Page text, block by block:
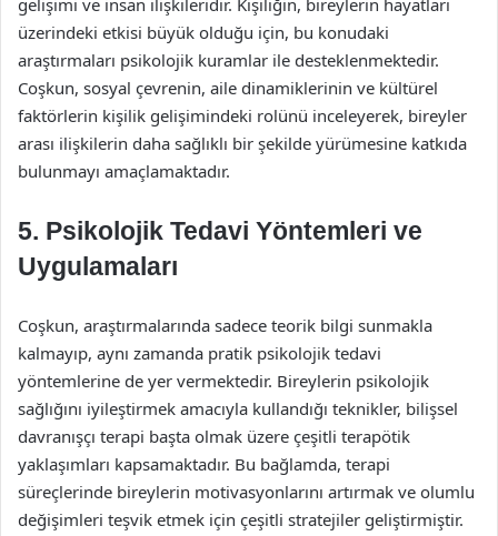
gelişimi ve insan ilişkileridir. Kişiliğin, bireylerin hayatları
üzerindeki etkisi büyük olduğu için, bu konudaki
araştırmaları psikolojik kuramlar ile desteklenmektedir.
Coşkun, sosyal çevrenin, aile dinamiklerinin ve kültürel
faktörlerin kişilik gelişimindeki rolünü inceleyerek, bireyler
arası ilişkilerin daha sağlıklı bir şekilde yürümesine katkıda
bulunmayı amaçlamaktadır.
5. Psikolojik Tedavi Yöntemleri ve
Uygulamaları
Coşkun, araştırmalarında sadece teorik bilgi sunmakla
kalmayıp, aynı zamanda pratik psikolojik tedavi
yöntemlerine de yer vermektedir. Bireylerin psikolojik
sağlığını iyileştirmek amacıyla kullandığı teknikler, bilişsel
davranışçı terapi başta olmak üzere çeşitli terapötik
yaklaşımları kapsamaktadır. Bu bağlamda, terapi
süreçlerinde bireylerin motivasyonlarını artırmak ve olumlu
değişimleri teşvik etmek için çeşitli stratejiler geliştirmiştir.